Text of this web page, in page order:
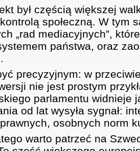
był częścią większej
społeczną. W tym
„rad mediacyjnych”,
państwa, oraz
precyzyjnym: w
nie jest prostym
parlamentu widnieje
od lat wysyła sygnał:
osobnych norm
warto patrzeć na